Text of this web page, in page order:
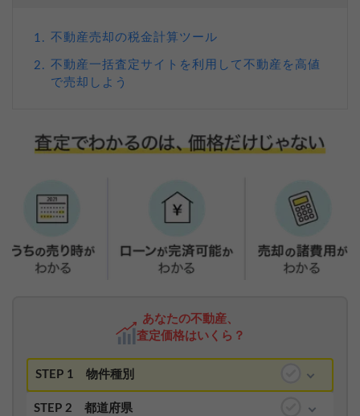
1. 不動産売却の税金計算ツール
2. 不動産一括査定サイトを利用して不動産を高値
で売却しよう
あなたの不動産、
査定価格はいくら？
STEP 1 物件種別
STEP 2 都道府県